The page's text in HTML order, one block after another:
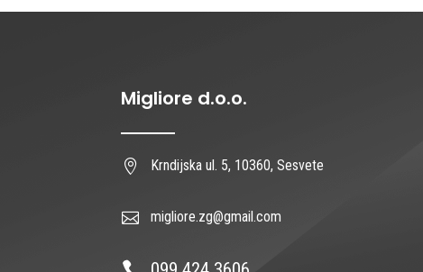
Migliore d.o.o.
 Krndijska ul. 5, 10360, Sesvete
 migliore.zg@gmail.com